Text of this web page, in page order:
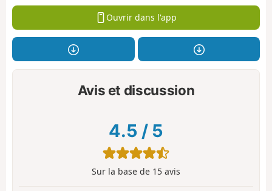
Ouvrir dans l'app
Avis et discussion
4.5 / 5
Sur la base de 15 avis